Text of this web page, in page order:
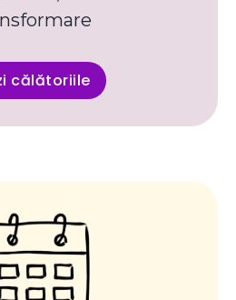
călătoriile